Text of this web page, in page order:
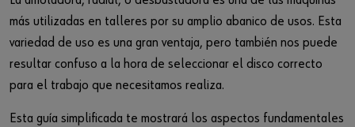
Login
Eprocurement
Libreria Técnica
Catalogo Digital
Personalizacion Textil
Sectores
más utilizadas en talleres por su amplio abanico de usos. Esta
variedad de uso es una gran ventaja, pero también nos puede
resultar confuso a la hora de seleccionar el disco correcto
para el trabajo que necesitamos realiza.
Esta guía simplificada te mostrará los aspectos fundamentales